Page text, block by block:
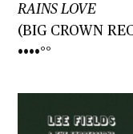
RAINS LOVE
(BIG CROWN
••••°°